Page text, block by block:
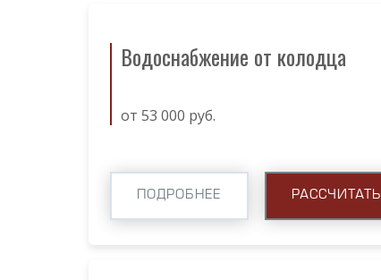
Водоснабжение от колодца
от 53 000 руб.
ПОДРОБНЕЕ РАССЧИТАТЬ